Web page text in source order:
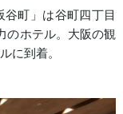
町」は谷町四丁目
のホテル。大阪の観
に到着。